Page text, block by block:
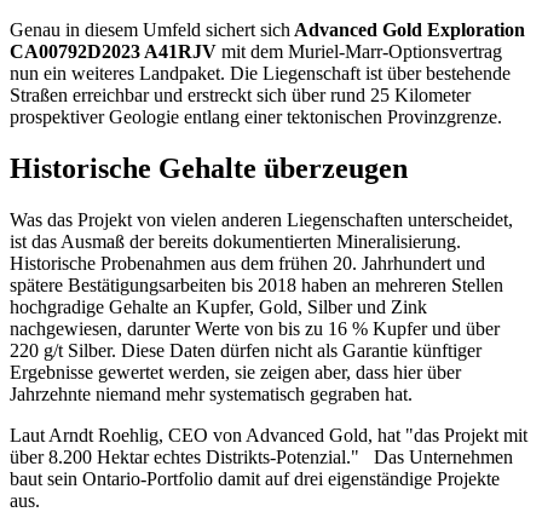
Genau in diesem Umfeld sichert sich Advanced Gold Exploration
CA00792D2023 A41RJV mit dem Muriel-Marr-Optionsvertrag
nun ein weiteres Landpaket. Die Liegenschaft ist über bestehende
Straßen erreichbar und erstreckt sich über rund 25 Kilometer
prospektiver Geologie entlang einer tektonischen Provinzgrenze.
Historische Gehalte überzeugen
Was das Projekt von vielen anderen Liegenschaften unterscheidet,
ist das Ausmaß der bereits dokumentierten Mineralisierung.
Historische Probenahmen aus dem frühen 20. Jahrhundert und
spätere Bestätigungsarbeiten bis 2018 haben an mehreren Stellen
hochgradige Gehalte an Kupfer, Gold, Silber und Zink
nachgewiesen, darunter Werte von bis zu 16 % Kupfer und über
220 g/t Silber. Diese Daten dürfen nicht als Garantie künftiger
Ergebnisse gewertet werden, sie zeigen aber, dass hier über
Jahrzehnte niemand mehr systematisch gegraben hat.
Laut Arndt Roehlig, CEO von Advanced Gold, hat "das Projekt mit
über 8.200 Hektar echtes Distrikts-Potenzial." Das Unternehmen
baut sein Ontario-Portfolio damit auf drei eigenständige Projekte
aus.